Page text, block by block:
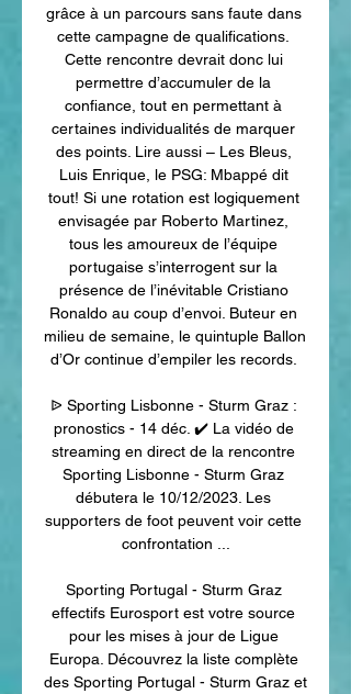
grâce à un parcours sans faute dans
cette campagne de qualifications.
Cette rencontre devrait donc lui
permettre d’accumuler de la
confiance, tout en permettant à
certaines individualités de marquer
des points. Lire aussi – Les Bleus,
Luis Enrique, le PSG: Mbappé dit
tout! Si une rotation est logiquement
envisagée par Roberto Martinez,
tous les amoureux de l’équipe
portugaise s’interrogent sur la
présence de l’inévitable Cristiano
Ronaldo au coup d’envoi. Buteur en
milieu de semaine, le quintuple Ballon
d’Or continue d’empiler les records.
ᐉ Sporting Lisbonne - Sturm Graz :
pronostics - 14 déc. ✔️ La vidéo de
streaming en direct de la rencontre
Sporting Lisbonne - Sturm Graz
débutera le 10/12/2023. Les
supporters de foot peuvent voir cette
confrontation ...
Sporting Portugal - Sturm Graz
effectifs Eurosport est votre source
pour les mises à jour de Ligue
Europa. Découvrez la liste complète
des Sporting Portugal - Sturm Graz et